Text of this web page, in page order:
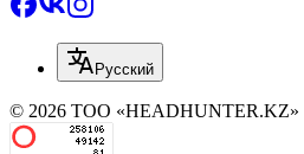
Русский
© 2026 ТОО «HEADHUNTER.KZ»